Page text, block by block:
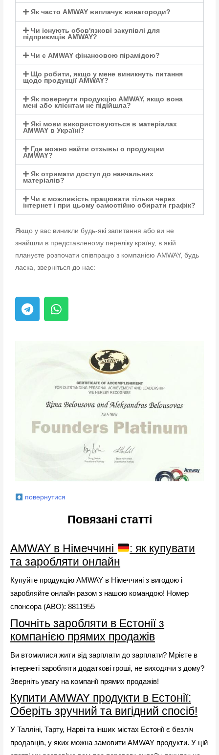
Як часто AMWAY виплачує винагороди?
Чи існують обов'язкові закупівлі для
підприємців AMWAY?
Чи є AMWAY фінансовою пірамідою?
Що робити, якщо у мене виникнуть питання
щодо продукції AMWAY?
Як повернути продукцію AMWAY, якщо вона
мені або клієнтам не підійшла?
Які мови використовуються в матеріалах
AMWAY в Україні?
Где можно найти отзывы о продукции
AMWAY?
Як отримати доступ до навчальних
матеріалів?
Чи є можливість працювати тільки через
інтернет і при цьому самостійно обирати графік?
Якщо у вас виникли будь-які запитання або ви не
знайшли в представленому переліку країну, в якій
плануєте розпочати співпрацю з компанією AMWAY, будь
ласка, зверніться до нас:
повернутися
Повязані статті
AMWAY в Німеччині
: як купувати
та заробляти онлайн
Купуйте продукцію AMWAY в Німеччині з вигодою і
заробляйте онлайн разом з нашою командою! Номер
спонсора (ABO): 8811955
Почніть заробляти в Естонії з
компанією прямих продажів
Ви втомилися жити від зарплати до зарплати? Мрієте в
інтернеті заробляти додаткові гроші, не виходячи з дому?
Зверніть увагу на компанії прямих продажів!
Купити AMWAY продукти в Естонії:
Оберіть зручний та вигідний спосіб!
У Талліні, Тарту, Нарві та інших містах Естонії є безліч
продавців, у яких можна замовити AMWAY продукти. У цій